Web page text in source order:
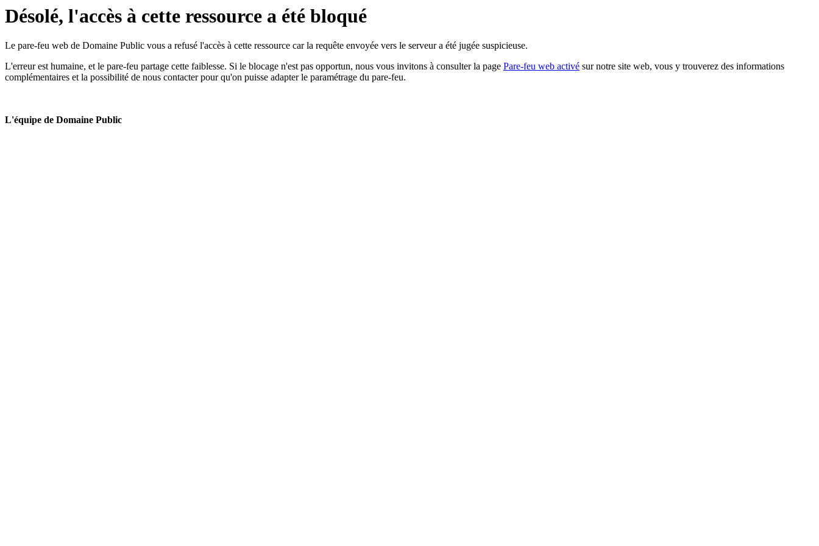
Désolé, l'accès à cette ressource a été bloqué
Le pare-feu web de Domaine Public vous a refusé l'accès à cette ressource car la requête envoyée vers le serveur a été jugée suspicieuse.
L'erreur est humaine, et le pare-feu partage cette faiblesse. Si le blocage n'est pas opportun, nous vous invitons à consulter la page Pare-feu web activé sur notre site web, vous y trouverez des informations
complémentaires et la possibilité de nous contacter pour qu'on puisse adapter le paramétrage du pare-feu.
L'équipe de Domaine Public